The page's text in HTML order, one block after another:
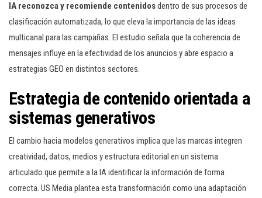
IA reconozca y recomiende contenidosdentro de sus procesos de
clasificación automatizada, lo que eleva la importancia de las ideas
multicanal para las campañas. El estudio señala que la coherencia de
mensajes influye en la efectividad de los anuncios y abre espacio a
estrategias GEO en distintos sectores.
Estrategia de contenido orientada a
sistemas generativos
El cambio hacia modelos generativos implica que las marcas integren
creatividad, datos, medios y estructura editorial en un sistema
articulado que permite a la IA identificar la información de forma
correcta. US Media plantea esta transformación como una adaptación